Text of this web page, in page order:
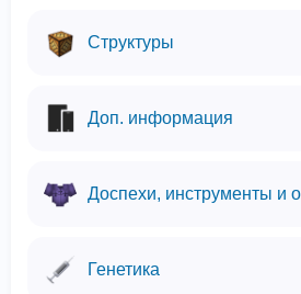
Структуры
Доп. информация
Доспехи, инструменты и
Генетика